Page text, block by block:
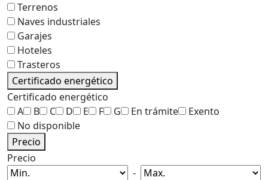
Terrenos
Naves industriales
Garajes
Hoteles
Trasteros
Certificado energético
Certificado energético
A
B C D E F G En trámite
Exento
No disponible
Precio
Precio
-